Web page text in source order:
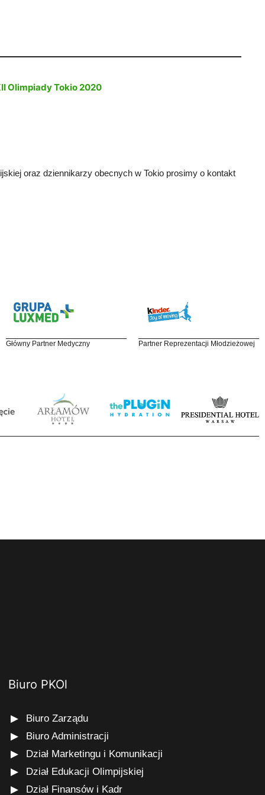
Olimpiady Tokio 2020
oraz dziennikarzy obecnych w Tokio prosimy o kontakt
Główny Partner Medyczny Partner Reprezentacji Młodzieżowej
Biuro PKOl
Biuro Zarządu
Biuro Administracji
Dział Marketingu i Komunikacji
Dział Edukacji Olimpijskiej
Dział Finansów i Kadr